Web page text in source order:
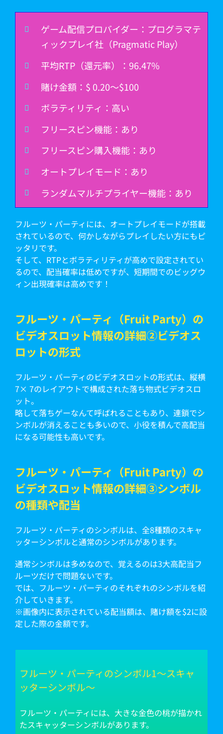
ゲーム配信プロバイダー：プログラマテ
ィックプレイ社（Pragmatic Play）
平均RTP（還元率）：96.47%
賭け金額：$ 0.20～$100
ボラティリティ：高い
フリースピン機能：あり
フリースピン購入機能：あり
オートプレイモード：あり
ランダムマルチプライヤー機能：あり
フルーツ・パーティには、オートプレイモードが搭載
されているので、何かしながらプレイしたい方にもピ
ッタリです。
そして、RTPとボラティリティが高めで設定されてい
るので、配当確率は低めですが、短期間でのビッグウ
ィン出現確率は高めです！
フルーツ・パーティ（Fruit Party）の
ビデオスロット情報の詳細②ビデオス
ロットの形式
フルーツ・パーティのビデオスロットの形式は、縦横
7× 7のレイアウトで構成された落ち物式ビデオスロ
ット。
略して落ちゲーなんて呼ばれることもあり、連鎖でシ
ンボルが消えることも多いので、小役を積んで高配当
になる可能性も高いです。
フルーツ・パーティ（Fruit Party）の
ビデオスロット情報の詳細③シンボル
の種類や配当
フルーツ・パーティのシンボルは、全8種類のスキャ
ッターシンボルと通常のシンボルがあります。
通常シンボルは多めなので、覚えるのは3大高配当フ
ルーツだけで問題ないです。
では、フルーツ・パーティのそれぞれのシンボルを紹
介していきます。
※画像内に表示されている配当額は、賭け額を$2に設
定した際の金額です。
フルーツ・パーティのシンボル1～スキャ
ッターシンボル～
フルーツ・パーティには、大きな金色の桃が描かれ
たスキャッターシンボルがあります。